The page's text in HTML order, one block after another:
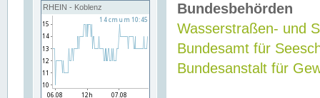
RHEIN - Koblenz
Bundesbehörden
Wasserstraßen- und
Bundesamt für
Bundesanstalt für